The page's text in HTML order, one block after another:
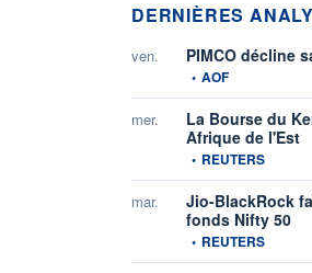
DERNIÈRES
ven. PIMCO décline
information fournie par
• AOF
mer.
La Bourse du
Afrique de l'Est
information fournie par
• REUTERS
mar.
Jio-BlackRock
fonds Nifty 50
information fournie par
• REUTERS